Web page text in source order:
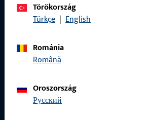
Törökország
Türkçe | English
Románia
Română
Oroszország
русский